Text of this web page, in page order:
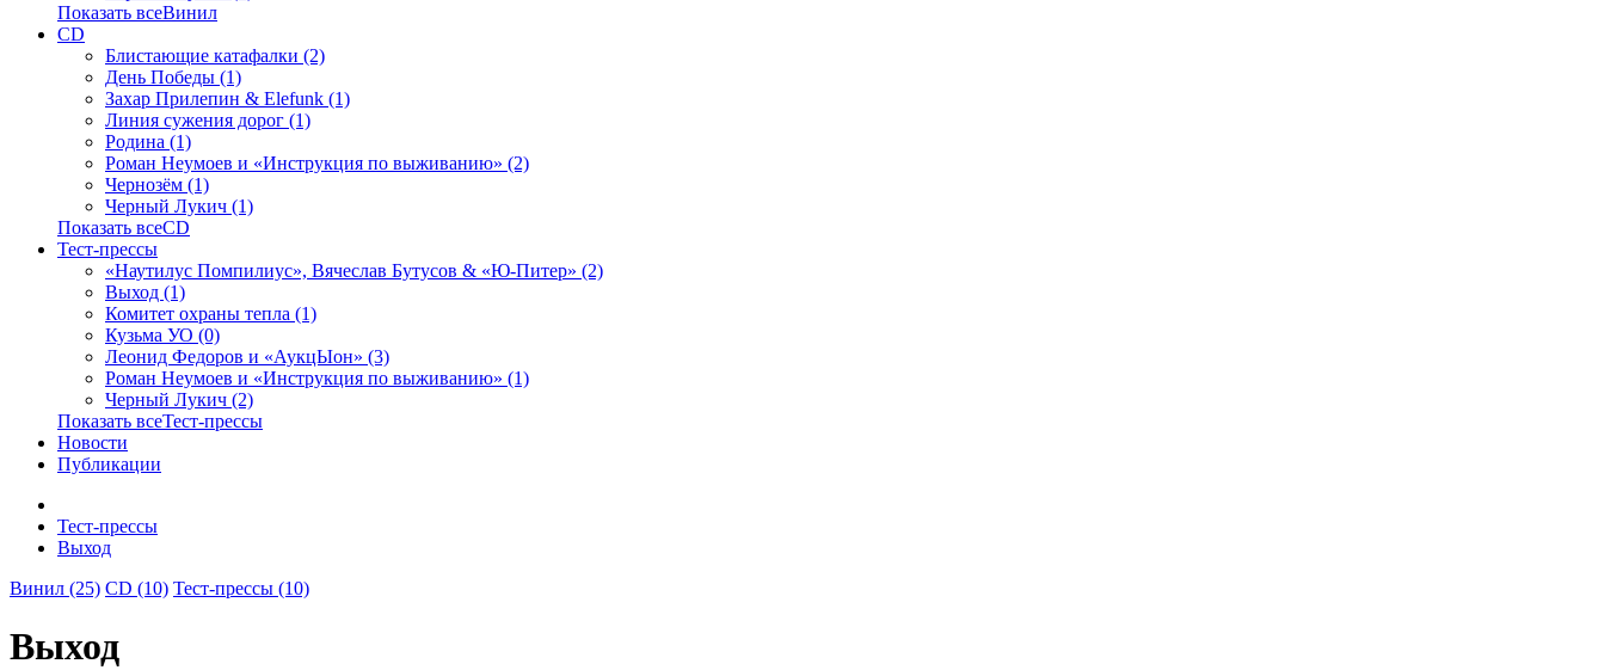
Показать всеВинил
CD
Блистающие катафалки (2)
День Победы (1)
Захар Прилепин & Elefunk (1)
Линия сужения дорог (1)
Родина (1)
Роман Неумоев и «Инструкция по выживанию» (2)
Чернозём (1)
Черный Лукич (1)
Показать всеCD
Тест-прессы
«Наутилус Помпилиус», Вячеслав Бутусов & «Ю-Питер» (2)
Выход (1)
Комитет охраны тепла (1)
Кузьма УО (0)
Леонид Федоров и «АукцЫон» (3)
Роман Неумоев и «Инструкция по выживанию» (1)
Черный Лукич (2)
Показать всеТест-прессы
Новости
Публикации
Тест-прессы
Выход
Винил (25) CD (10) Тест-прессы (10)
Выход